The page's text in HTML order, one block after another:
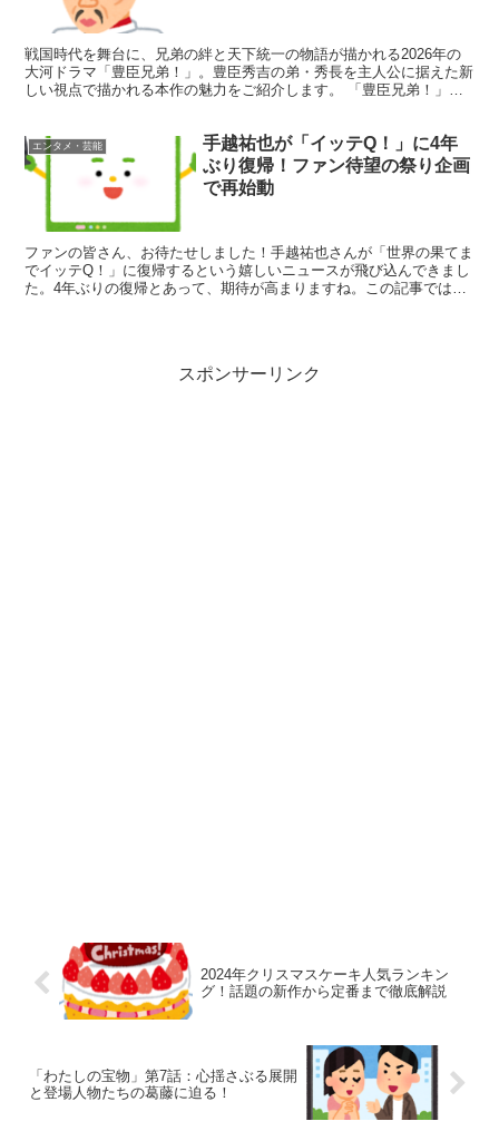
戦国時代を舞台に、兄弟の絆と天下統一の物語が描かれる2026年の
大河ドラマ「豊臣兄弟！」。豊臣秀吉の弟・秀長を主人公に据えた新
しい視点で描かれる本作の魅力をご紹介します。 「豊臣兄弟！」の
エンタメ・芸能
手越祐也が「イッテQ！」に4年
ぶり復帰！ファン待望の祭り企画
で再始動
ファンの皆さん、お待たせしました！手越祐也さんが「世界の果てま
でイッテQ！」に復帰するという嬉しいニュースが飛び込んできまし
た。4年ぶりの復帰とあって、期待が高まりますね。この記事では、
スポンサーリンク
2024年クリスマスケーキ人気ランキン
グ！話題の新作から定番まで徹底解説
「わたしの宝物」第7話：心揺さぶる展開
と登場人物たちの葛藤に迫る！